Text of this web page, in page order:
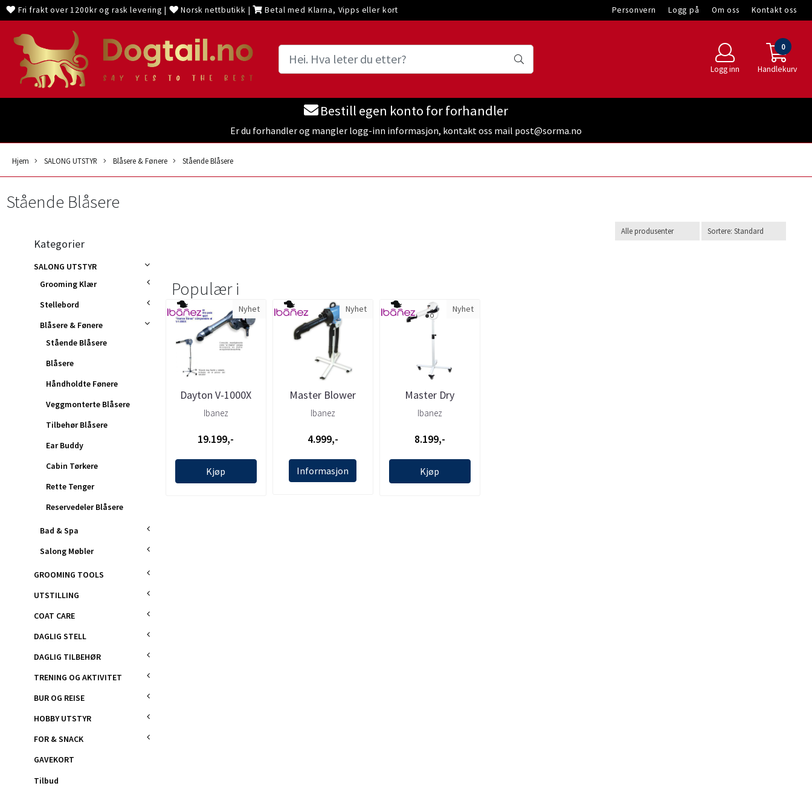
Fri frakt over 1200kr og rask levering | Norsk nettbutikk | Betal med Klarna, Vipps eller kort Personvern Logg på Om oss Kontakt oss
Logg inn
0
Handlekurv
Bestill egen konto for forhandler
Er du forhandler og mangler logg-inn informasjon, kontakt oss mail post@sorma.no
Hjem SALONG UTSTYR Blåsere & Fønere Stående Blåsere
Stående Blåsere
Kategorier
SALONG UTSTYR
Grooming Klær
Stellebord
Blåsere & Fønere
Stående Blåsere
Blåsere
Håndholdte Fønere
Veggmonterte Blåsere
Tilbehør Blåsere
Ear Buddy
Cabin Tørkere
Rette Tenger
Reservedeler Blåsere
Bad & Spa
Salong Møbler
GROOMING TOOLS
UTSTILLING
COAT CARE
DAGLIG STELL
DAGLIG TILBEHØR
TRENING OG AKTIVITET
BUR OG REISE
HOBBY UTSTYR
FOR & SNACK
GAVEKORT
Tilbud
Populær i
Nyhet
Dayton V-1000X
Hundeblåser,
Ibanez
19.199,-
Kjøp
Nyhet
Master Blower
hundeblåser
og rør, ...
Ibanez
4.999,-
Informasjon
Nyhet
Master Dry
Hundeblåser,
Ibanez
8.199,-
Kjøp